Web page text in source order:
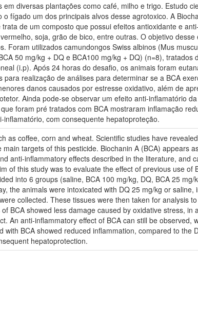
diversas plantações como café, milho e trigo. Estudo
fígado um dos principais alvos desse agrotoxico. A
de um composto que possui efeitos antioxidante e
soja, grão de bico, entre outras. O objetivo desse
Foram utilizados camundongos Swiss albinos (Mus
50 mg/kg + DQ e BCA100 mg/kg + DQ) (n=8), tratados
(i.p). Após 24 horas do desafio, os animais foram
realização de análises para determinar se a BCA
danos causados por estresse oxidativo, além de
Ainda pode-se observar um efeito anti-inflamatório
foram pré tratados com BCA mostraram inflamação
com consequente hepatoproteção.
as coffee, corn and wheat. Scientific studies have
targets of this pesticide. Biochanin A (BCA) appears
anti-inflammatory effects described in the literature, and
of this study was to evaluate the effect of previous use of
into 6 groups (saline, BCA 100 mg/kg, DQ, BCA 25 mg/
the animals were intoxicated with DQ 25 mg/kg or saline,
collected. These tissues were then taken for analysis
BCA showed less damage caused by oxidative stress, in
An anti-inflammatory effect of BCA can still be observed,
BCA showed reduced inflammation, compared to the
hepatoprotection.